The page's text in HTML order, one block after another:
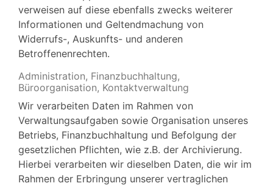
verweisen auf diese ebenfalls zwecks weiterer
Informationen und Geltendmachung von
Widerrufs-, Auskunfts- und anderen
Betroffenenrechten.
Administration, Finanzbuchhaltung,
Büroorganisation, Kontaktverwaltung
Wir verarbeiten Daten im Rahmen von
Verwaltungsaufgaben sowie Organisation unseres
Betriebs, Finanzbuchhaltung und Befolgung der
gesetzlichen Pflichten, wie z.B. der Archivierung.
Hierbei verarbeiten wir dieselben Daten, die wir im
Rahmen der Erbringung unserer vertraglichen